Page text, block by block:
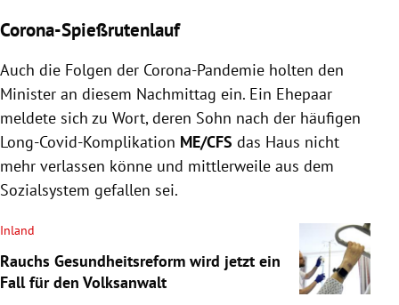
Corona-Spießrutenlauf
Auch die Folgen der Corona-Pandemie holten den
Minister an diesem Nachmittag ein. Ein Ehepaar
meldete sich zu Wort, deren Sohn nach der häufigen
Long-Covid-Komplikation ME/CFS das Haus nicht
mehr verlassen könne und mittlerweile aus dem
Sozialsystem gefallen sei.
Inland
Rauchs Gesundheitsreform wird jetzt ein
Fall für den Volksanwalt